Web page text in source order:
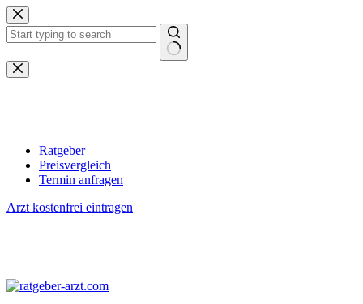
Zum
Inhalt
springen
Keine
Ergebnisse
Ratgeber
Preisvergleich
Termin anfragen
Arzt kostenfrei eintragen